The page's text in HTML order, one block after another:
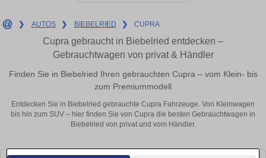
❯ AUTOS ❯ BIEBELRIED ❯ CUPRA
Cupra gebraucht in Biebelried entdecken –
Gebrauchtwagen von privat & Händler
Finden Sie in Biebelried Ihren gebrauchten Cupra – vom Klein- bis
zum Premiummodell
Entdecken Sie in Biebelried gebrauchte Cupra Fahrzeuge. Von Kleinwagen
bis hin zum SUV – hier finden Sie von Cupra die besten Gebrauchtwagen in
Biebelried von privat und vom Händler.